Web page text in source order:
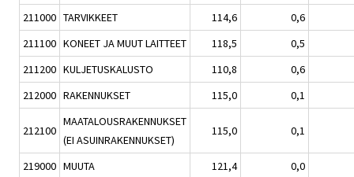
211000 TARVIKKEET 114,6
0,6
211100 KONEET JA MUUT LAITTEET 118,5
0,5
211200 KULJETUSKALUSTO 110,8
0,6
212000 RAKENNUKSET 115,0 0,1
212100
MAATALOUSRAKENNUKSET
(EI ASUINRAKENNUKSET)
115,0 0,1
219000 MUUTA 121,4 0,0